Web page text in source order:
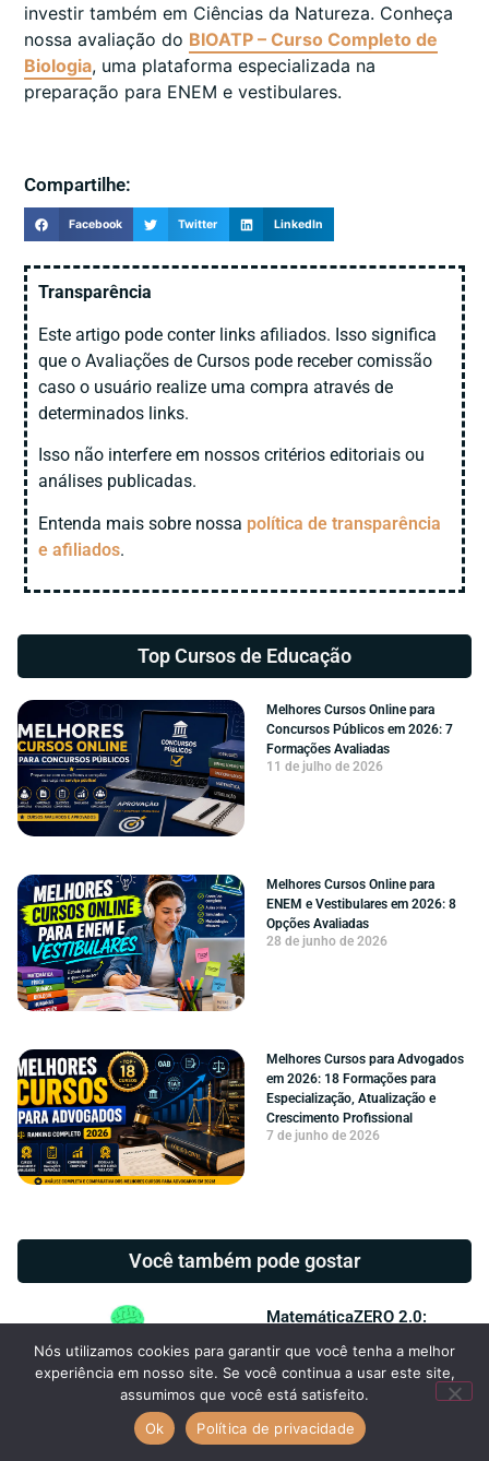
investir também em Ciências da Natureza. Conheça
nossa avaliação do BIOATP – Curso Completo de
Biologia, uma plataforma especializada na
preparação para ENEM e vestibulares.
Compartilhe:
Facebook Twitter LinkedIn
Transparência
Este artigo pode conter links afiliados. Isso significa
que o Avaliações de Cursos pode receber comissão
caso o usuário realize uma compra através de
determinados links.
Isso não interfere em nossos critérios editoriais ou
análises publicadas.
Entenda mais sobre nossa política de transparência
e afiliados.
Top Cursos de Educação
Melhores Cursos Online para
Concursos Públicos em 2026: 7
Formações Avaliadas
11 de julho de 2026
Melhores Cursos Online para
ENEM e Vestibulares em 2026: 8
Opções Avaliadas
28 de junho de 2026
Melhores Cursos para Advogados
em 2026: 18 Formações para
Especialização, Atualização e
Crescimento Profissional
7 de junho de 2026
Você também pode gostar
MatemáticaZERO 2.0:
análise completa da
plataforma
10 de julho de 2026
Nós utilizamos cookies para garantir que você tenha a melhor
experiência em nosso site. Se você continua a usar este site,
assumimos que você está satisfeito.
Ok
Política de privacidade